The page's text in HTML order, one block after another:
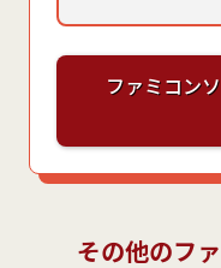
ファミコン
その他のフ